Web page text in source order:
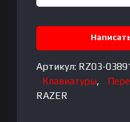
HyperSpeed
switch)
Артикул: RZ03-
Клавиатуры,
RAZER